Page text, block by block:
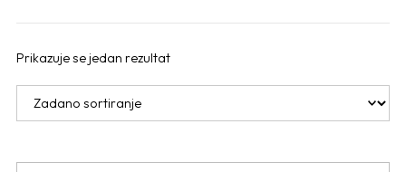
Prikazuje se jedan rezultat